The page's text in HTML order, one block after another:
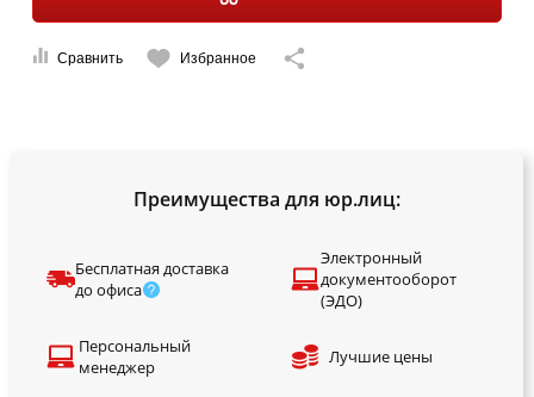
Сравнить Избранное
Преимущества для юр.лиц:
Бесплатная доставка
до офиса
Электронный
документооборот
(ЭДО)
Персональный
менеджер
Лучшие цены